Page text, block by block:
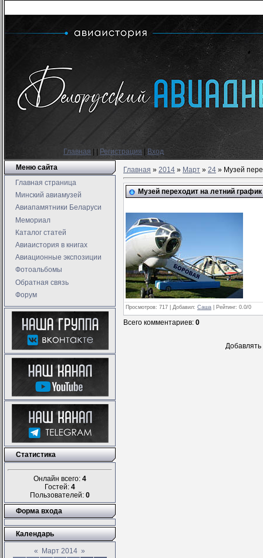
Главная Регистрация
Вход
Меню сайта
Главная страница
Минский авиамузей
Авиапамятники Беларуси
Мемориал
Каталог статей
Авиаистория в книгах
Авиационные экспозиции
Фотоальбомы
Обратная связь
Форум
Статистика
Онлайн всего: 4
Гостей: 4
Пользователей: 0
Форма входа
Календарь
« Март 2014 »
Главная»2014 » Март » 24» Музей
Музей переходит на летний
Просмотров: 717 | Добавил: Саша Рейтинг: 0.0/0
Всего комментариев:0
Добавлять